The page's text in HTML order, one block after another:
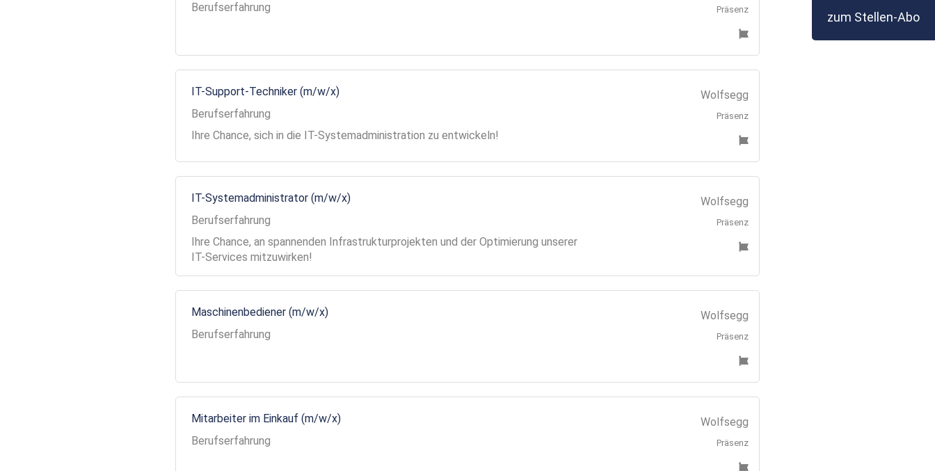
Berufserfahrung
Präsenz
IT-Support-Techniker (m/w/x)
Berufserfahrung
Ihre Chance, sich in die IT-Systemadministration zu entwickeln!
Wolfsegg
Präsenz
IT-Systemadministrator (m/w/x)
Berufserfahrung
Ihre Chance, an spannenden Infrastrukturprojekten und der Optimierung unserer
IT-Services mitzuwirken!
Wolfsegg
Präsenz
Maschinenbediener (m/w/x)
Berufserfahrung
Wolfsegg
Präsenz
Mitarbeiter im Einkauf (m/w/x)
Berufserfahrung
Wolfsegg
Präsenz
zum Stellen-Abo